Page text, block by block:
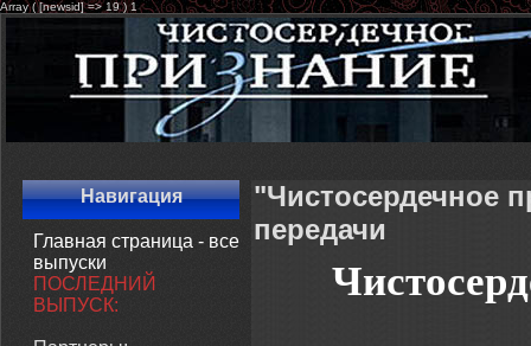
Array ( [newsid] => 19 ) 1
Навигация
Главная страница - все
выпуски
ПОСЛЕДНИЙ
ВЫПУСК:
"Чистосердечное
передачи